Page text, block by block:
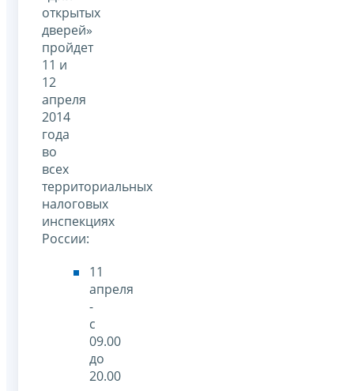
открытых
дверей»
пройдет
11 и
12
апреля
2014
года
во
всех
территориальных
налоговых
инспекциях
России:
11
апреля
-
с
09.00
до
20.00